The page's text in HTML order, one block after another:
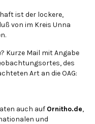
ist der lockere,
von im Kreis Unna
Kurze Mail mit Angabe
des
Art an die OAG:
auch auf Ornitho.de,
und